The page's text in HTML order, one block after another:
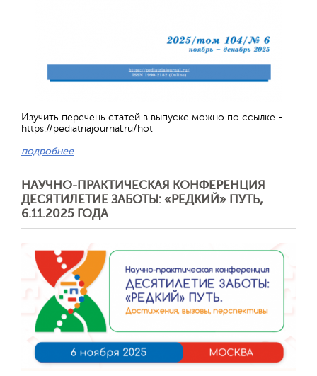
Изучить перечень статей в выпуске можно по ссылке -
https://pediatriajournal.ru/hot
подробнее
НАУЧНО-ПРАКТИЧЕСКАЯ КОНФЕРЕНЦИЯ
ДЕСЯТИЛЕТИЕ ЗАБОТЫ: «РЕДКИЙ» ПУТЬ,
6.11.2025 ГОДА
Отправить